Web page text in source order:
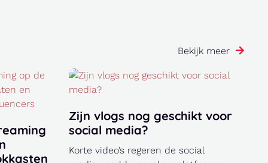
Bekijk meer
Zijn vlogs nog geschikt voor
social media?
Korte video’s regeren de social